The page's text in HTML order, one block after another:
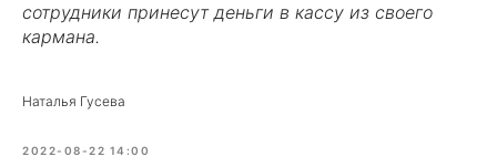
сотрудники принесут деньги в кассу из своего
кармана.
Наталья Гусева
2022-08-22 14:00